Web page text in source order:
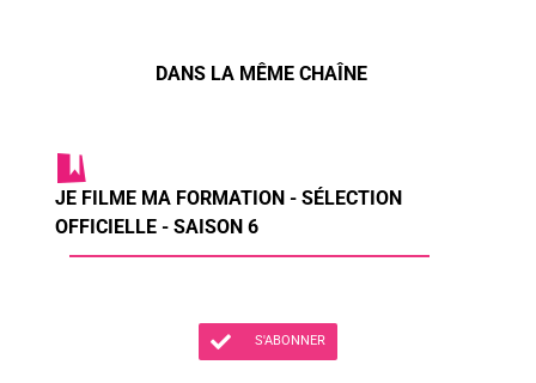
DANS LA MÊME CHAÎNE
JE FILME MA FORMATION - SÉLECTION
OFFICIELLE - SAISON 6
S'ABONNER